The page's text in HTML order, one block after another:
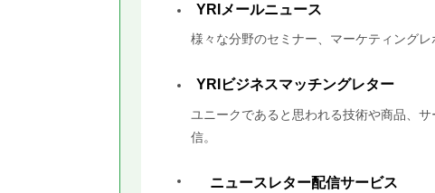
YRIメールニュース
様々な分野のセミナー、マーケティング
YRIビジネスマッチングレター
ユニークであると思われる技術や商品、
信。
ニュースレター配信サービス